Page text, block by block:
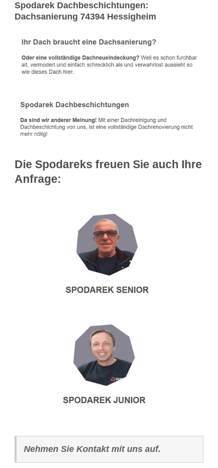
Spodarek Dachbeschichtungen:
Dachsanierung 74394 Hessigheim
Die Spodareks freuen Sie auch Ihre
Anfrage:
Nehmen Sie Kontakt mit uns auf.